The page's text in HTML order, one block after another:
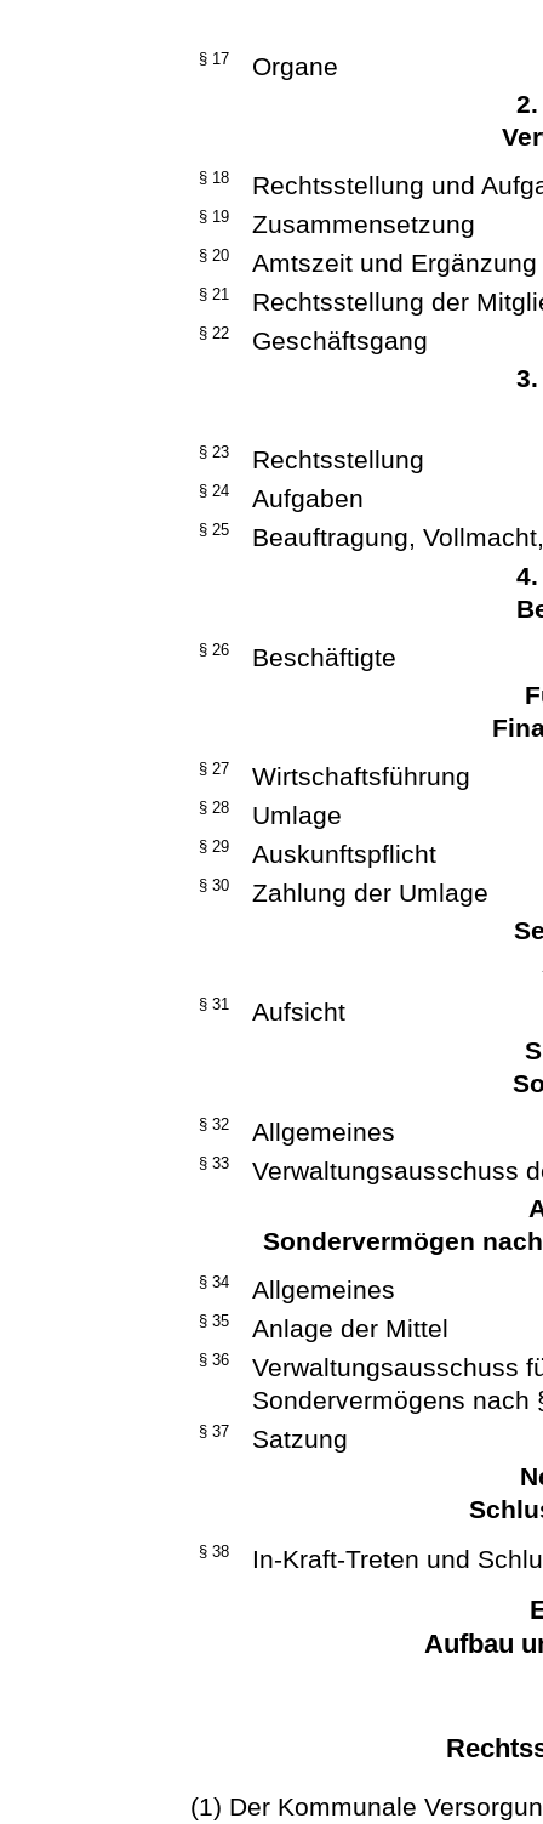
§ 17
Organe
§ 18 Rechtsstellung und
§ 19 Zusammensetzung
§ 20 Amtszeit und Ergänzung
§ 21 Rechtsstellung der
§ 22
Geschäftsgang
§ 23 Rechtsstellung
§ 24 Aufgaben
§ 25
Beauftragung,
§ 26
Beschäftigte
§ 27 Wirtschaftsführung
§ 28 Umlage
§ 29 Auskunftspflicht
§ 30
Zahlung der Umlage
§ 31
Aufsicht
§ 32 Allgemeines
§ 33
Verwaltungsausschuss
Sondervermögen
§ 34 Allgemeines
§ 35 Anlage der Mittel
§ 36
Verwaltungsausschuss
Sondervermögens
§ 37
Satzung
§ 38 In-Kraft-Treten und
Aufbau
(1) Der Kommunale